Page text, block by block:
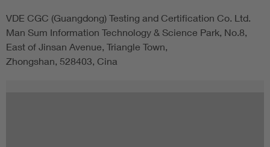
VDE CGC (Guangdong) Testing and Certification Co. Ltd.
Man Sum Information Technology & Science Park, No.8,
East of Jinsan Avenue, Triangle Town,
Zhongshan, 528403, Cina